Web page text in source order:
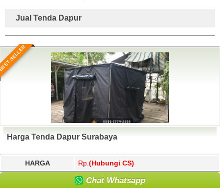
Jual Tenda Dapur
SELLER
Harga Tenda Dapur Surabaya
HARGA Rp. (Hubungi CS)
Chat Whatsapp